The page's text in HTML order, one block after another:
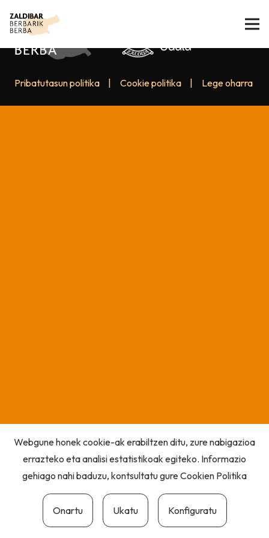
Pribatutasun politika Cookie politika Lege oharra
Webgune honek cookie-ak erabiltzen ditu, zure nabigazioa
errazteko eta analisi estatistikoak egiteko. Informazio
gehiago nahi baduzu, kontsultatu gureCookien Politika
Onartu Ukatu Konfiguratu